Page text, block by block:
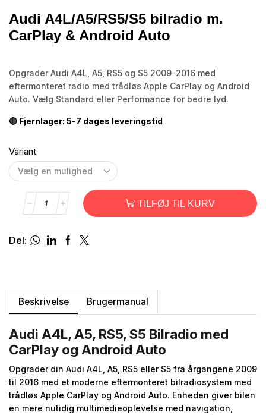
Audi A4L/A5/RS5/S5 bilradio m.
CarPlay & Android Auto
Opgrader Audi A4L, A5, RS5 og S5 2009-2016 med
eftermonteret radio med trådløs Apple CarPlay og Android
Auto. Vælg Standard eller Performance for bedre lyd.
🔴 Fjernlager: 5-7 dages leveringstid
Variant
TILFØJ TIL KURV
Del:
Beskrivelse Brugermanual
Audi A4L, A5, RS5, S5 Bilradio med
CarPlay og Android Auto
Opgrader din Audi A4L, A5, RS5 eller S5 fra årgangene 2009
til 2016 med et moderne eftermonteret bilradiosystem med
trådløs Apple CarPlay og Android Auto. Enheden giver bilen
en mere nutidig multimedieoplevelse med navigation,